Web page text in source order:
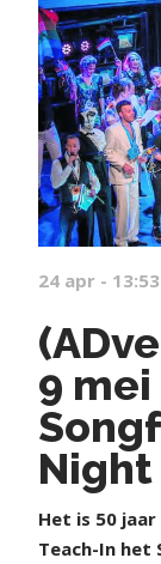
24 apr - 13:53
9 mei
Night
Het is 50
Teach-In het